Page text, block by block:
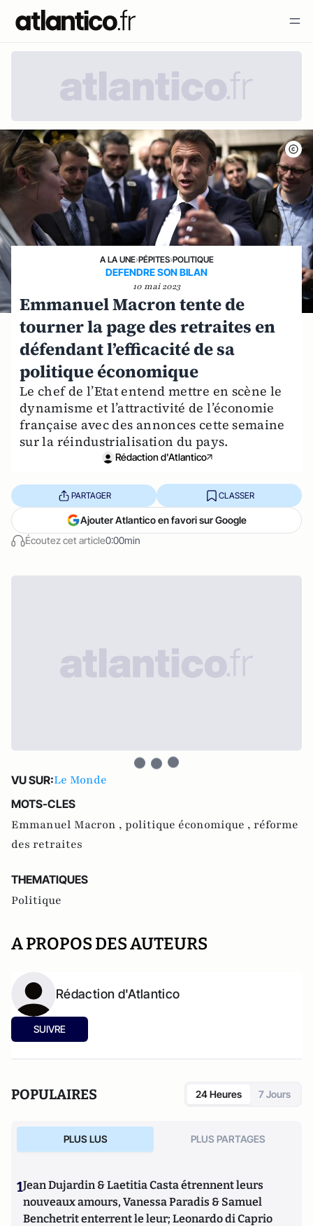
A LA UNE›PÉPITES›POLITIQUE
DEFENDRE SON BILAN
10 mai 2023
Emmanuel Macron tente de
tourner la page des retraites en
défendant l’efficacité de sa
politique économique
Le chef de l’Etat entend mettre en scène le
dynamisme et l’attractivité de l’économie
française avec des annonces cette semaine
sur la réindustrialisation du pays.
Rédaction d'Atlantico
Écoutez cet article0:00min
PARTAGER CLASSER
Ajouter Atlantico en favori sur Google
VU SUR:Le Monde
MOTS-CLES
Emmanuel Macron , politique économique , réforme
des retraites
THEMATIQUES
Politique
A PROPOS DES AUTEURS
Rédaction d'Atlantico
SUIVRE
POPULAIRES 24 Heures 7 Jours
PLUS LUS PLUS PARTAGES
1Jean Dujardin & Laetitia Casta étrennent leurs
nouveaux amours, Vanessa Paradis & Samuel
Benchetrit enterrent le leur; Leonardo di Caprio